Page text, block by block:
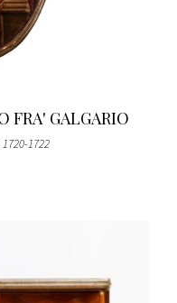
FRA' GALGARIO
1720-1722